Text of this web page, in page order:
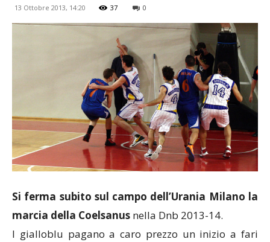
13 Ottobre 2013, 14:20 37 0
Si ferma subito sul campo dell’Urania Milano la
marcia della Coelsanus nella Dnb 2013-14.
I gialloblu pagano a caro prezzo un inizio a fari